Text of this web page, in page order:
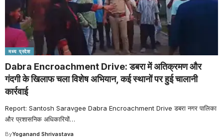
मध्य प्रदेश
Dabra Encroachment Drive: डबरा में अतिक्रमण और
गंदगी के खिलाफ चला विशेष अभियान, कई स्थानों पर हुई चालानी
कार्रवाई
Report: Santosh Saravgee Dabra Encroachment Drive डबरा नगर पालिका
और प्रशासनिक अधिकारियों…
ByYoganand Shrivastava